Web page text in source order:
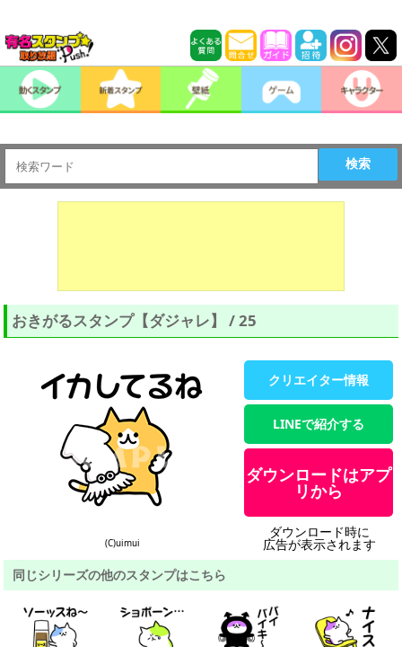
検索
おきがるスタンプ【ダジャレ】 / 25
(C)uimui
クリエイター情報
LINEで紹介する
ダウンロードはアプ
リから
ダウンロード時に
広告が表示されます
同じシリーズの他のスタンプはこちら